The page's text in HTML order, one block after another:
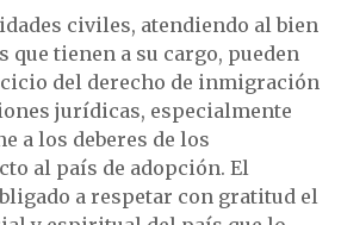
civiles, atendiendo al bien
que tienen a su cargo, pueden
del derecho de inmigración
jurídicas, especialmente
a los deberes de los
al país de adopción. El
a respetar con gratitud el